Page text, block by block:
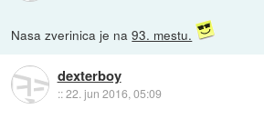
Nasa zverinica je na93. mestu.
dexterboy
::22. jun 2016, 05:09